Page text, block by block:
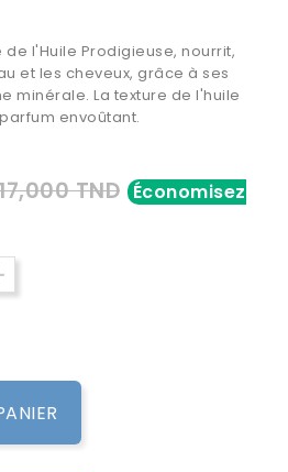
de l'Huile Prodigieuse, nourrit,
et les cheveux, grâce à ses
minérale. La texture de l'huile
envoûtant.
TND Économisez